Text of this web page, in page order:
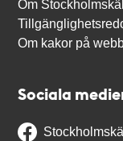
Om
Om kakor på
Sociala